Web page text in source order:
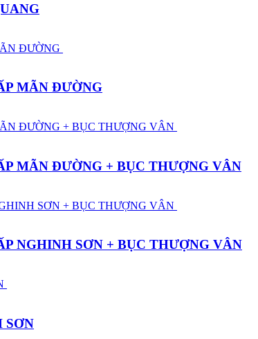
MÃN ĐƯỜNG
MÃN ĐƯỜNG + BỤC THƯỢNG VÂN
NGHINH SƠN + BỤC THƯỢNG VÂN
SƠN